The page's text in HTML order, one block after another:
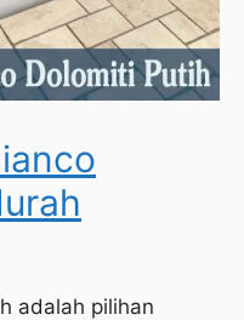
adalah pilihan